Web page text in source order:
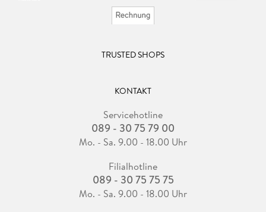
TRUSTED SHOPS
KONTAKT
Servicehotline
089 - 30 75 79 00
Mo. - Sa. 9.00 - 18.00 Uhr
Filialhotline
089 - 30 75 75 75
Mo. - Sa. 9.00 - 18.00 Uhr